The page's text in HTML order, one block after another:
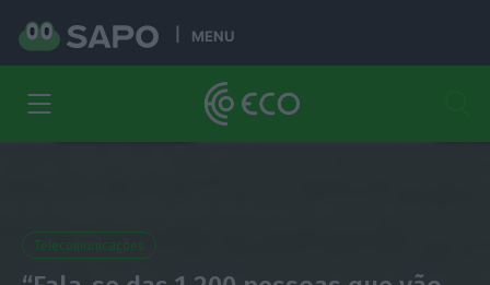
MENU
Telecomunicações